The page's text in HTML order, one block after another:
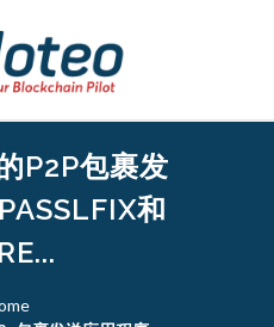
P2P包裹发
和